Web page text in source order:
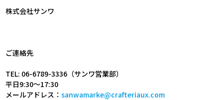
株式会社サンワ
ご連絡先
TEL: 06-6789-3336（サンワ営業部）
平日9:30～17:30
メールアドレス：sanwamarke@crafteriaux.com